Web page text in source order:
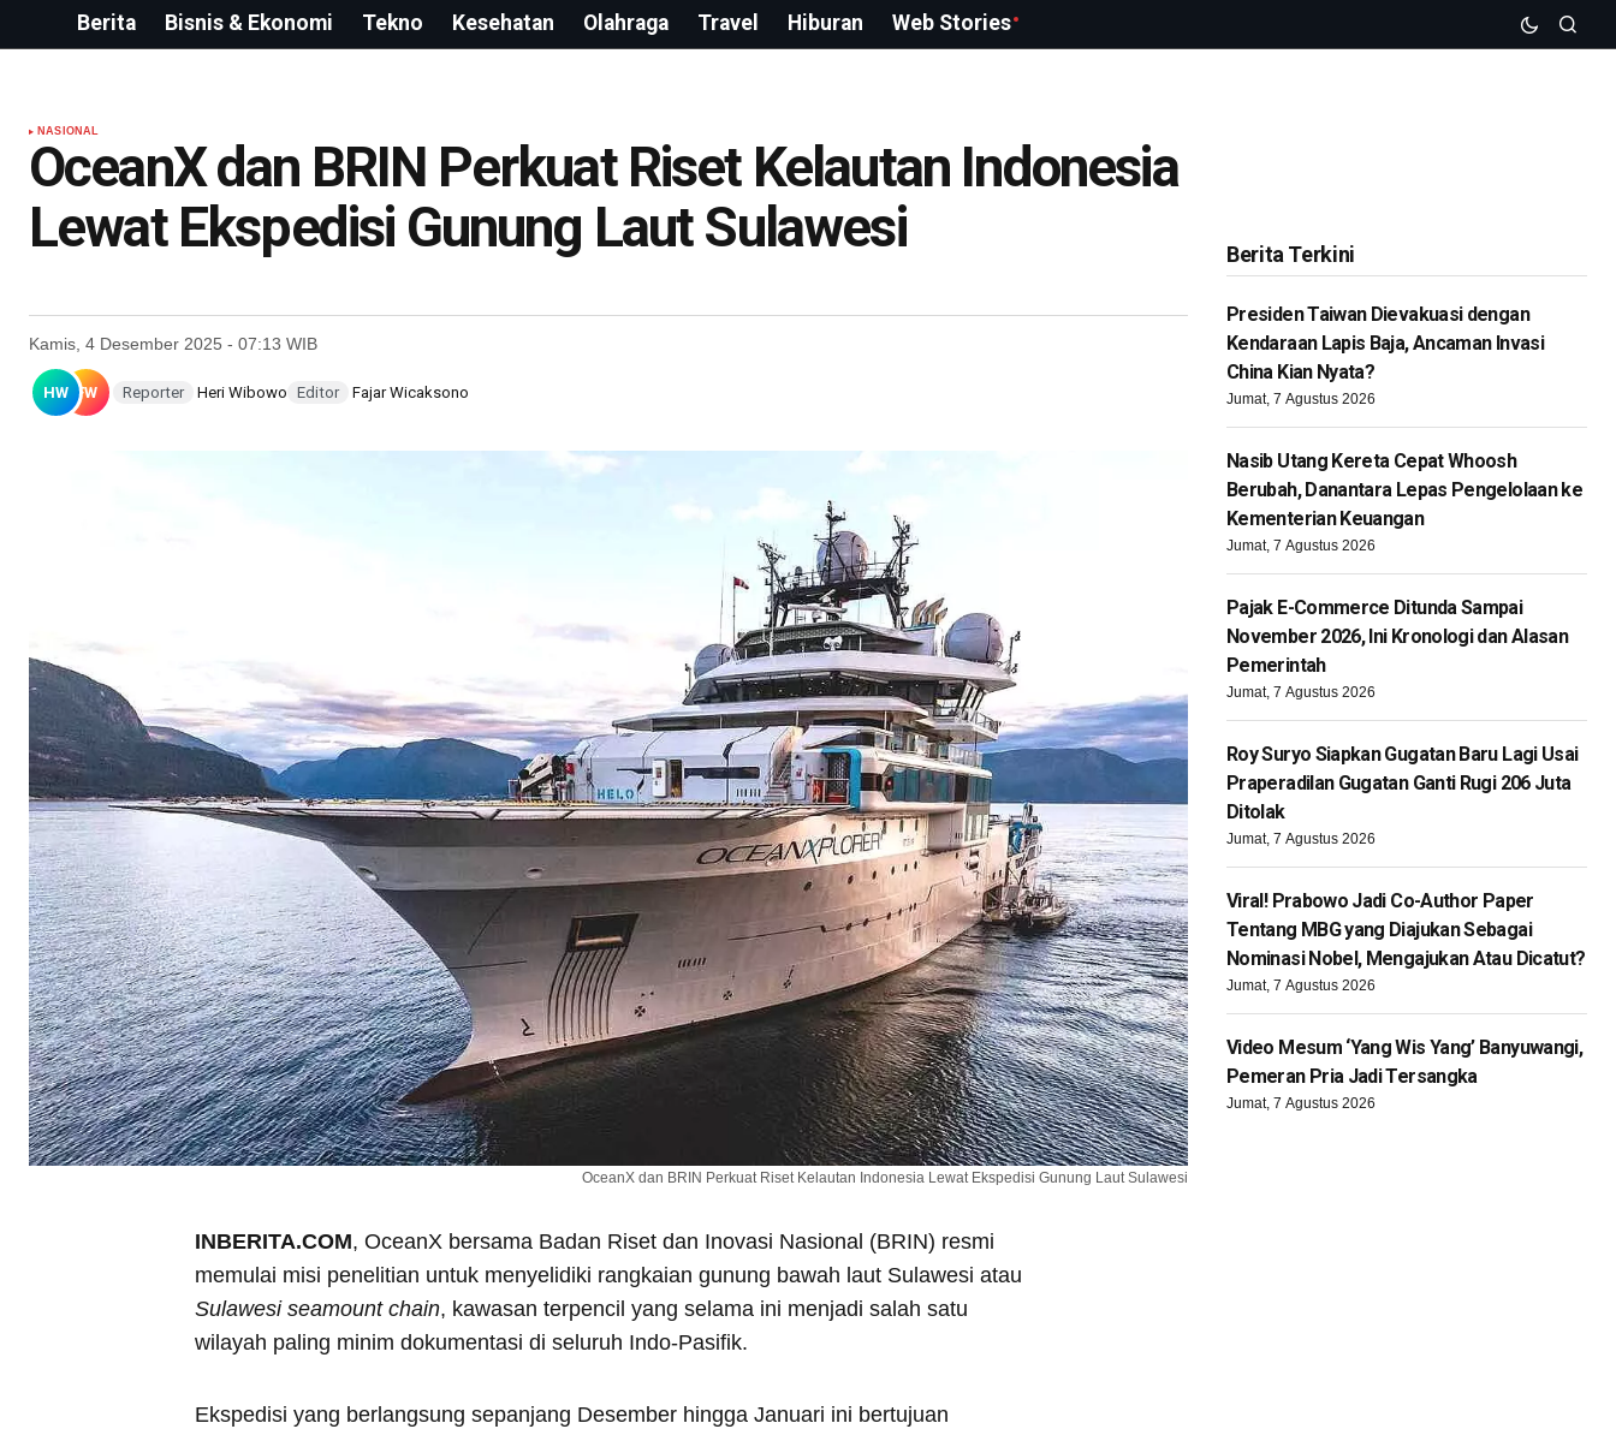
Berita Bisnis & Ekonomi Tekno Kesehatan Olahraga Travel Hiburan Web Stories
NASIONAL
OceanX dan BRIN Perkuat Riset Kelautan Indonesia
Lewat Ekspedisi Gunung Laut Sulawesi
Kamis, 4 Desember 2025 - 07:13 WIB
HW FW Reporter Heri Wibowo Editor Fajar Wicaksono
OceanX dan BRIN Perkuat Riset Kelautan Indonesia Lewat Ekspedisi Gunung Laut Sulawesi
INBERITA.COM, OceanX bersama Badan Riset dan Inovasi Nasional (BRIN) resmi
memulai misi penelitian untuk menyelidiki rangkaian gunung bawah laut Sulawesi atau
Sulawesi seamount chain, kawasan terpencil yang selama ini menjadi salah satu
wilayah paling minim dokumentasi di seluruh Indo-Pasifik.
Ekspedisi yang berlangsung sepanjang Desember hingga Januari ini bertujuan
Berita Terkini
Presiden Taiwan Dievakuasi dengan
Kendaraan Lapis Baja, Ancaman Invasi
China Kian Nyata?
Jumat, 7 Agustus 2026
Nasib Utang Kereta Cepat Whoosh
Berubah, Danantara Lepas Pengelolaan ke
Kementerian Keuangan
Jumat, 7 Agustus 2026
Pajak E-Commerce Ditunda Sampai
November 2026, Ini Kronologi dan Alasan
Pemerintah
Jumat, 7 Agustus 2026
Roy Suryo Siapkan Gugatan Baru Lagi Usai
Praperadilan Gugatan Ganti Rugi 206 Juta
Ditolak
Jumat, 7 Agustus 2026
Viral! Prabowo Jadi Co-Author Paper
Tentang MBG yang Diajukan Sebagai
Nominasi Nobel, Mengajukan Atau Dicatut?
Jumat, 7 Agustus 2026
Video Mesum ‘Yang Wis Yang’ Banyuwangi,
Pemeran Pria Jadi Tersangka
Jumat, 7 Agustus 2026